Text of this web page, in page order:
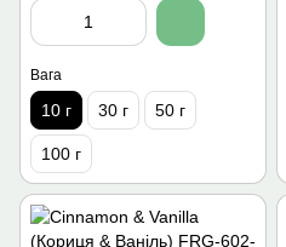
Вага
10 г 30 г 50 г
100 г